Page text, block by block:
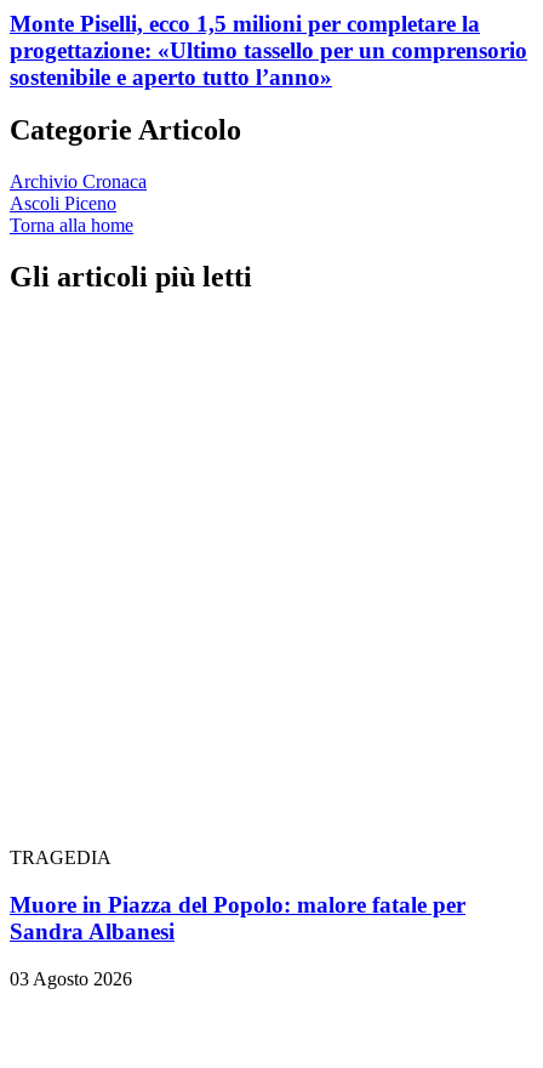
Monte Piselli, ecco 1,5 milioni per completare la
progettazione: «Ultimo tassello per un comprensorio
sostenibile e aperto tutto l’anno»
Categorie Articolo
Archivio Cronaca
Ascoli Piceno
Torna alla home
Gli articoli più letti
TRAGEDIA
Muore in Piazza del Popolo: malore fatale per
Sandra Albanesi
03 Agosto 2026